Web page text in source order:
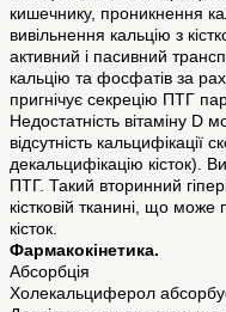
кишечнику, проникнення
вивільнення кальцію з
активний і пасивний
кальцію та фосфатів за
пригнічує секрецію ПТГ
Недостатність вітаміну D
відсутність кальцифікації
декальцифікацію кісток).
ПТГ. Такий вторинний
кістковій тканині, що
кісток.
Фармакокінетика.
Абсорбція
Холекальциферол